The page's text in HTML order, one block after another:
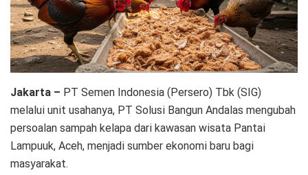
Jakarta – PT Semen Indonesia (Persero) Tbk (SIG)
melalui unit usahanya, PT Solusi Bangun Andalas mengubah
persoalan sampah kelapa dari kawasan wisata Pantai
Lampuuk, Aceh, menjadi sumber ekonomi baru bagi
masyarakat.